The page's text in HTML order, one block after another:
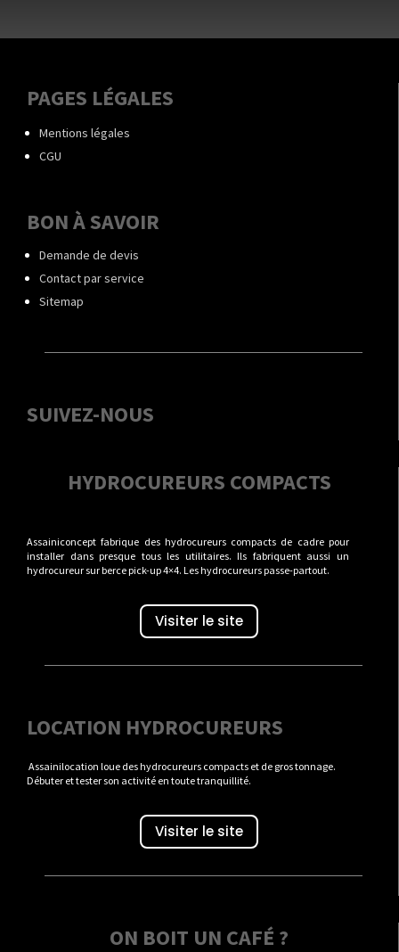
PAGES LÉGALES
Mentions légales
CGU
BON À SAVOIR
Demande de devis
Contact par service
Sitemap
SUIVEZ-NOUS
HYDROCUREURS COMPACTS
Assainiconcept fabrique des hydrocureurs compacts de cadre pour
installer dans presque tous les utilitaires. Ils fabriquent aussi un
hydrocureur sur berce pick-up 4×4. Les hydrocureurs passe-partout.
Visiter le site
LOCATION HYDROCUREURS
Assainilocation loue des hydrocureurs compacts et de gros tonnage.
Débuter et tester son activité en toute tranquillité.
Visiter le site
ON BOIT UN CAFÉ ?